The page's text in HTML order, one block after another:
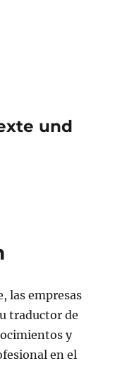
und
las empresas
traductor de
y
en el